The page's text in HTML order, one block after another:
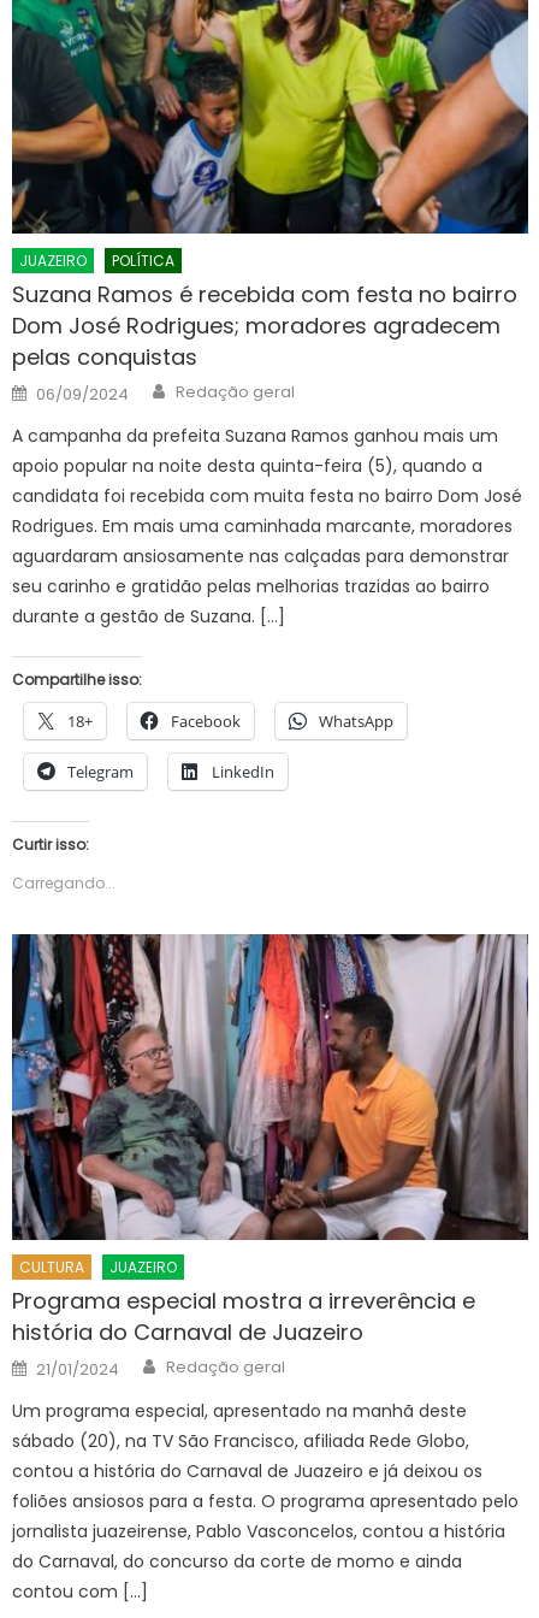
JUAZEIRO POLÍTICA
Suzana Ramos é recebida com festa no bairro
Dom José Rodrigues; moradores agradecem
pelas conquistas
Posted
on
06/09/2024 Author
Redação geral
A campanha da prefeita Suzana Ramos ganhou mais um
apoio popular na noite desta quinta-feira (5), quando a
candidata foi recebida com muita festa no bairro Dom José
Rodrigues. Em mais uma caminhada marcante, moradores
aguardaram ansiosamente nas calçadas para demonstrar
seu carinho e gratidão pelas melhorias trazidas ao bairro
durante a gestão de Suzana. […]
Compartilhe isso:
18+ Facebook WhatsApp
Telegram LinkedIn
Curtir isso:
Carregando...
CULTURA JUAZEIRO
Programa especial mostra a irreverência e
história do Carnaval de Juazeiro
Posted
on
21/01/2024 Author
Redação geral
Um programa especial, apresentado na manhã deste
sábado (20), na TV São Francisco, afiliada Rede Globo,
contou a história do Carnaval de Juazeiro e já deixou os
foliões ansiosos para a festa. O programa apresentado pelo
jornalista juazeirense, Pablo Vasconcelos, contou a história
do Carnaval, do concurso da corte de momo e ainda
contou com […]